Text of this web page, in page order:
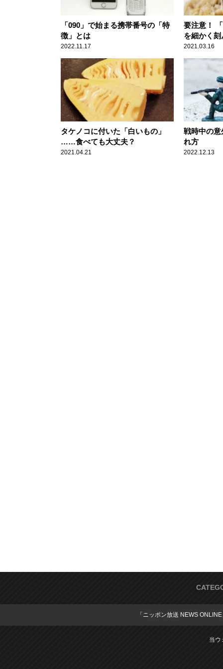
「090」で始まる携帯番号の「特
徴」とは
2022.11.17
要注意！
を細かく
せん
2021.03.16
タケノコに付いた「白いもの」
……食べても大丈夫？
2021.04.21
戦時中の
れ方
2022.12.13
「ニッポン放送 NEWS
当ウ